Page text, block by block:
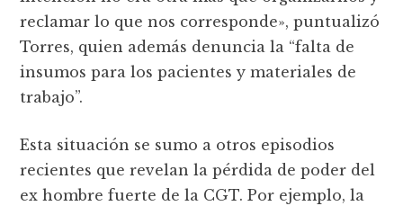
reclamar lo que nos corresponde», puntualizó
Torres, quien además denuncia la “falta de
insumos para los pacientes y materiales de
trabajo”.
Esta situación se sumo a otros episodios
recientes que revelan la pérdida de poder del
ex hombre fuerte de la CGT. Por ejemplo, la